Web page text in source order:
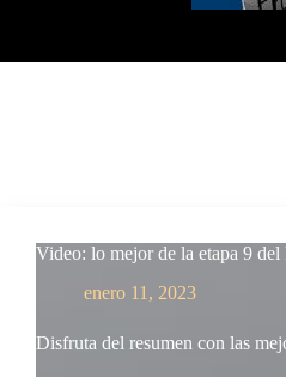
Video: lo mejor de la etapa 9
enero 11, 2023
Disfruta del resumen con las